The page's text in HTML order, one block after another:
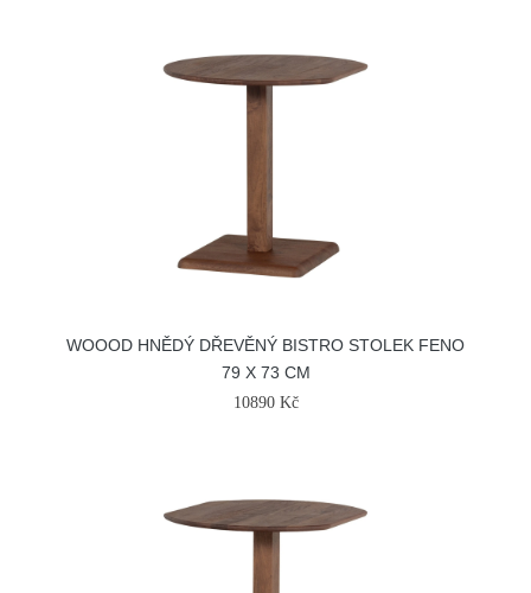
WOOOD HNĚDÝ DŘEVĚNÝ BISTRO STOLEK FENO
79 X 73 CM
10890 Kč